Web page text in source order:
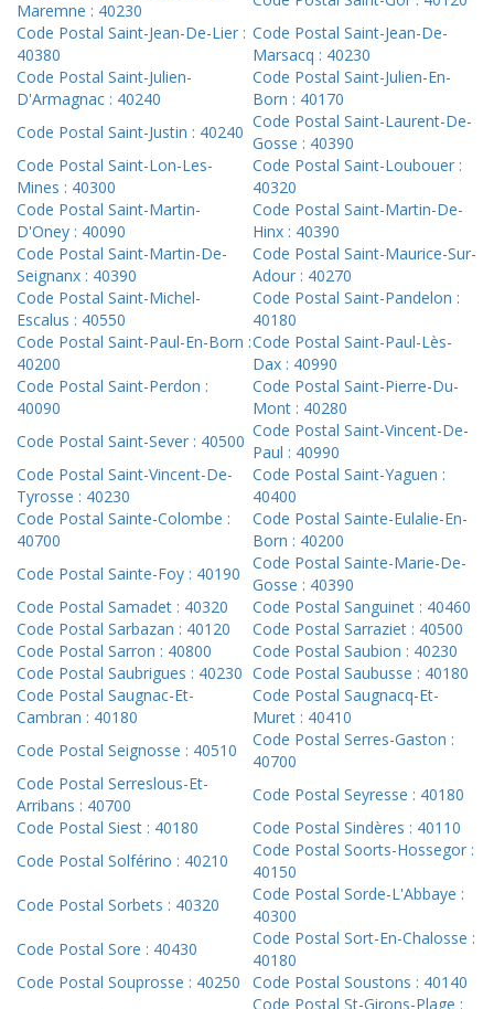
Maremne : 40230
Code Postal Saint-Jean-De-Lier :
40380
Code Postal Saint-Jean-De-
Marsacq : 40230
Code Postal Saint-Julien-
D'Armagnac : 40240
Code Postal Saint-Julien-En-
Born : 40170
Code Postal Saint-Justin : 40240
Code Postal Saint-Laurent-De-
Gosse : 40390
Code Postal Saint-Lon-Les-
Mines : 40300
Code Postal Saint-Loubouer :
40320
Code Postal Saint-Martin-
D'Oney : 40090
Code Postal Saint-Martin-De-
Hinx : 40390
Code Postal Saint-Martin-De-
Seignanx : 40390
Code Postal Saint-Maurice-Sur-
Adour : 40270
Code Postal Saint-Michel-
Escalus : 40550
Code Postal Saint-Pandelon :
40180
Code Postal Saint-Paul-En-Born :
40200
Code Postal Saint-Paul-Lès-
Dax : 40990
Code Postal Saint-Perdon :
40090
Code Postal Saint-Pierre-Du-
Mont : 40280
Code Postal Saint-Sever : 40500
Code Postal Saint-Vincent-De-
Paul : 40990
Code Postal Saint-Vincent-De-
Tyrosse : 40230
Code Postal Saint-Yaguen :
40400
Code Postal Sainte-Colombe :
40700
Code Postal Sainte-Eulalie-En-
Born : 40200
Code Postal Sainte-Foy : 40190
Code Postal Sainte-Marie-De-
Gosse : 40390
Code Postal Samadet : 40320
Code Postal Sanguinet : 40460
Code Postal Sarbazan : 40120
Code Postal Sarraziet : 40500
Code Postal Sarron : 40800
Code Postal Saubion : 40230
Code Postal Saubrigues : 40230 Code Postal Saubusse : 40180
Code Postal Saugnac-Et-
Cambran : 40180
Code Postal Saugnacq-Et-
Muret : 40410
Code Postal Seignosse : 40510
Code Postal Serres-Gaston :
40700
Code Postal Serreslous-Et-
Arribans : 40700
Code Postal Seyresse : 40180
Code Postal Siest : 40180
Code Postal Sindères : 40110
Code Postal Solférino : 40210
Code Postal Soorts-Hossegor :
40150
Code Postal Sorbets : 40320
Code Postal Sorde-L'Abbaye :
40300
Code Postal Sore : 40430
Code Postal Sort-En-Chalosse :
40180
Code Postal Souprosse : 40250
Code Postal Soustons : 40140
Code Postal St-Girons-Plage :